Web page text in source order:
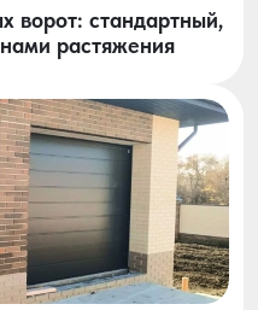
ворот: стандартный,
растяжения